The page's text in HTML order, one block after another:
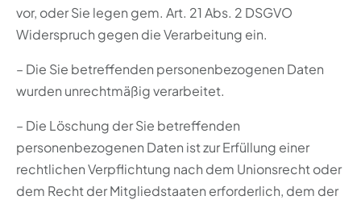
vor, oder Sie legen gem. Art. 21 Abs. 2 DSGVO
Widerspruch gegen die Verarbeitung ein.
– Die Sie betreffenden personenbezogenen Daten
wurden unrechtmäßig verarbeitet.
– Die Löschung der Sie betreffenden
personenbezogenen Daten ist zur Erfüllung einer
rechtlichen Verpflichtung nach dem Unionsrecht oder
dem Recht der Mitgliedstaaten erforderlich, dem der